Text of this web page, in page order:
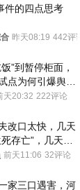
件的四点思考
昨天08:19 442评论
”到暂停柜面，
点为何引爆舆
天20:32 222评论
改口太快，几天
存亡”，几天后
说法
前天11:06 32评论
家三口遇害，河